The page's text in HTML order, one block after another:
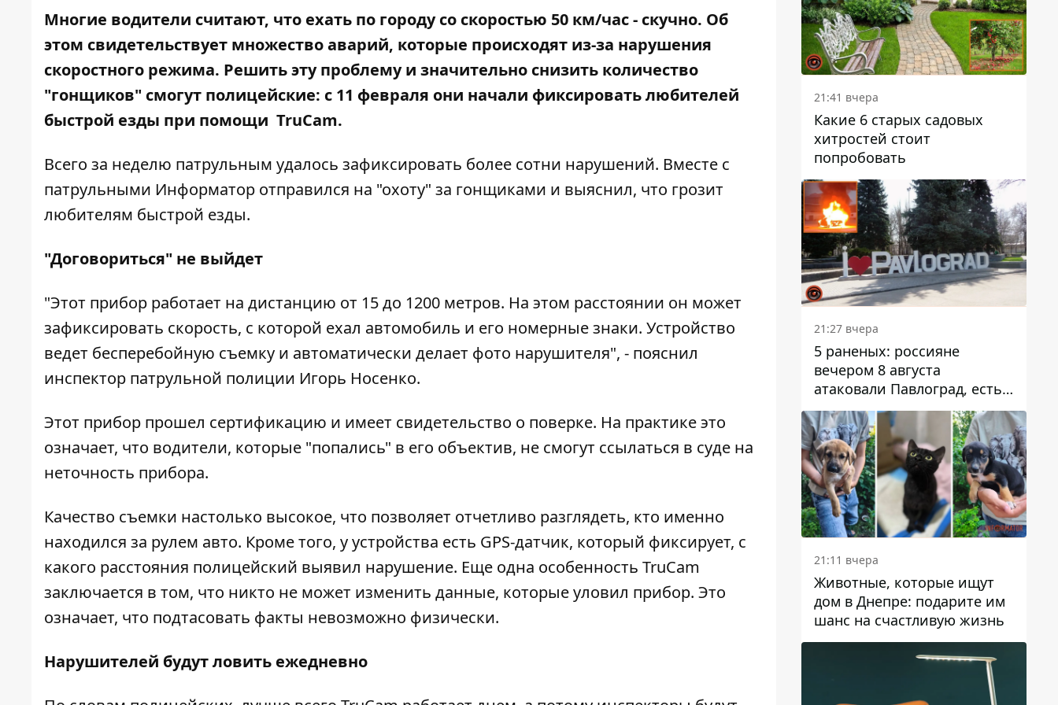
Многие водители считают, что ехать по городу со скоростью 50 км/час - скучно. Об
этом свидетельствует множество аварий, которые происходят из-за нарушения
скоростного режима. Решить эту проблему и значительно снизить количество
"гонщиков" смогут полицейские: с 11 февраля они начали фиксировать любителей
быстрой езды при помощи TruCam.
Всего за неделю патрульным удалось зафиксировать более сотни нарушений. Вместе с
патрульными Информатор отправился на "охоту" за гонщиками и выяснил, что грозит
любителям быстрой езды.
"Договориться" не выйдет
"Этот прибор работает на дистанцию от 15 до 1200 метров. На этом расстоянии он может
зафиксировать скорость, с которой ехал автомобиль и его номерные знаки. Устройство
ведет бесперебойную съемку и автоматически делает фото нарушителя", - пояснил
инспектор патрульной полиции Игорь Носенко.
Этот прибор прошел сертификацию и имеет свидетельство о поверке. На практике это
означает, что водители, которые "попались" в его объектив, не смогут ссылаться в суде на
неточность прибора.
Качество съемки настолько высокое, что позволяет отчетливо разглядеть, кто именно
находился за рулем авто. Кроме того, у устройства есть GPS-датчик, который фиксирует, с
какого расстояния полицейский выявил нарушение. Еще одна особенность TruCam
заключается в том, что никто не может изменить данные, которые уловил прибор. Это
означает, что подтасовать факты невозможно физически.
Нарушителей будут ловить ежедневно
21:41 вчера
Какие 6 старых садовых
хитростей стоит
попробовать
21:27 вчера
5 раненых: россияне
вечером 8 августа
атаковали Павлоград, есть
возгорание
21:11 вчера
Животные, которые ищут
дом в Днепре: подарите им
шанс на счастливую жизнь